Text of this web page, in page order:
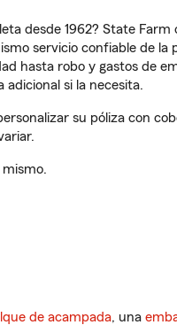
desde 1962? State
servicio confiable de la
hasta robo y gastos de
si la necesita.
su póliza con
mismo.
de acampada, una